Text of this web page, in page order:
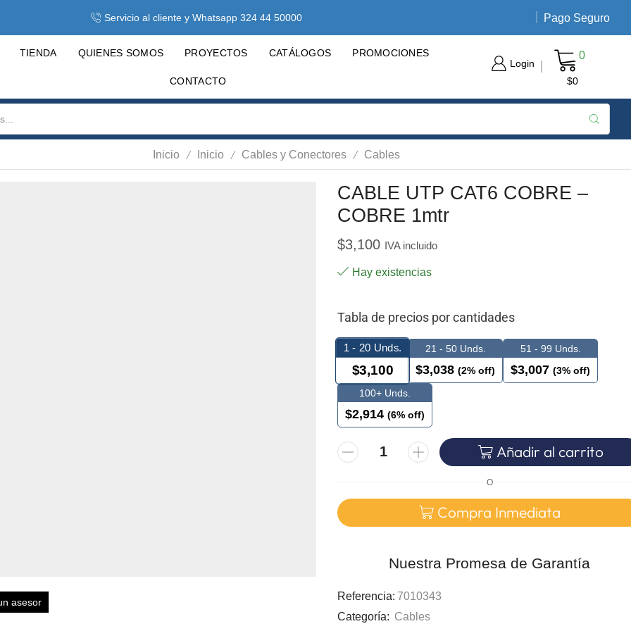
Servicio al cliente y Whatsapp 324 44 50000 Envíos nacionales de 3 a 5
Pago Seguro
TIENDA QUIENES SOMOS PROYECTOS CATÁLOGOS PROMOCIONES
CONTACTO
Login
0
$0
Inicio / Inicio / Cables y Conectores / Cables
asesor
CABLE UTP CAT6 COBRE –
COBRE 1mtr
$3,100 IVA incluido
Hay existencias
Tabla de precios por cantidades
1 - 20 Unds.
$3,100
21 - 50 Unds.
$3,038 (2% off)
51 - 99 Unds.
$3,007 (3% off)
100+ Unds.
$2,914 (6% off)
Añadir al carrito
O
Compra Inmediata
Nuestra Promesa de Garantía
Referencia: 7010343
Categoría: Cables